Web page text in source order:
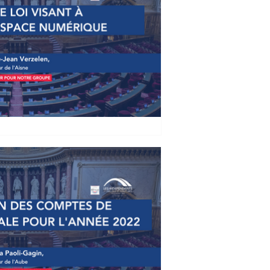
: Projet de loi visant à
numérique
visant à sécuriser l'espace
législatif) 🔔 À retrouver